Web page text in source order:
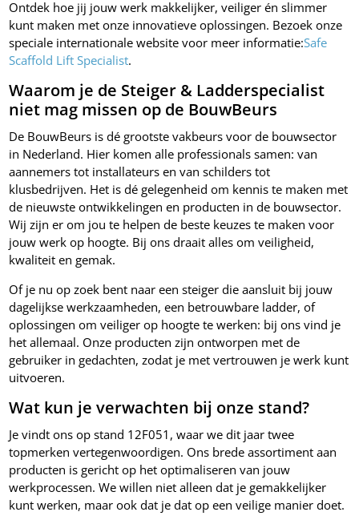
Ontdek hoe jij jouw werk makkelijker, veiliger én slimmer
kunt maken met onze innovatieve oplossingen. Bezoek onze
speciale internationale website voor meer informatie:Safe
Scaffold Lift Specialist.
Waarom je de Steiger & Ladderspecialist
niet mag missen op de BouwBeurs
De BouwBeurs is dé grootste vakbeurs voor de bouwsector
in Nederland. Hier komen alle professionals samen: van
aannemers tot installateurs en van schilders tot
klusbedrijven. Het is dé gelegenheid om kennis te maken met
de nieuwste ontwikkelingen en producten in de bouwsector.
Wij zijn er om jou te helpen de beste keuzes te maken voor
jouw werk op hoogte. Bij ons draait alles om veiligheid,
kwaliteit en gemak.
Of je nu op zoek bent naar een steiger die aansluit bij jouw
dagelijkse werkzaamheden, een betrouwbare ladder, of
oplossingen om veiliger op hoogte te werken: bij ons vind je
het allemaal. Onze producten zijn ontworpen met de
gebruiker in gedachten, zodat je met vertrouwen je werk kunt
uitvoeren.
Wat kun je verwachten bij onze stand?
Je vindt ons op stand 12F051, waar we dit jaar twee
topmerken vertegenwoordigen. Ons brede assortiment aan
producten is gericht op het optimaliseren van jouw
werkprocessen. We willen niet alleen dat je gemakkelijker
kunt werken, maar ook dat je dat op een veilige manier doet.